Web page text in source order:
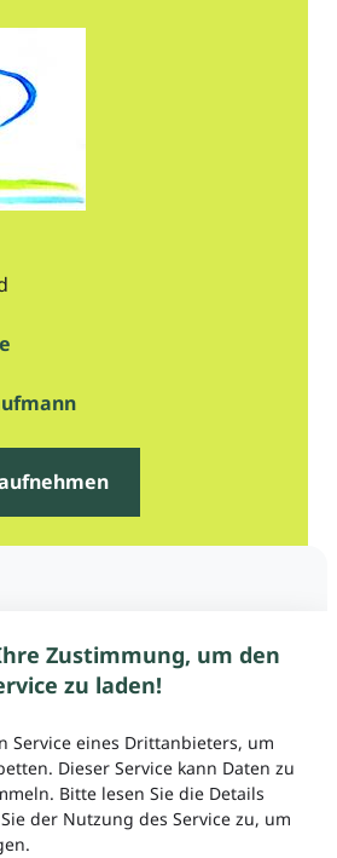
Zustimmung, um den
zu laden!
Service eines Drittanbieters, um
Dieser Service kann Daten zu
Bitte lesen Sie die Details
der Nutzung des Service zu, um